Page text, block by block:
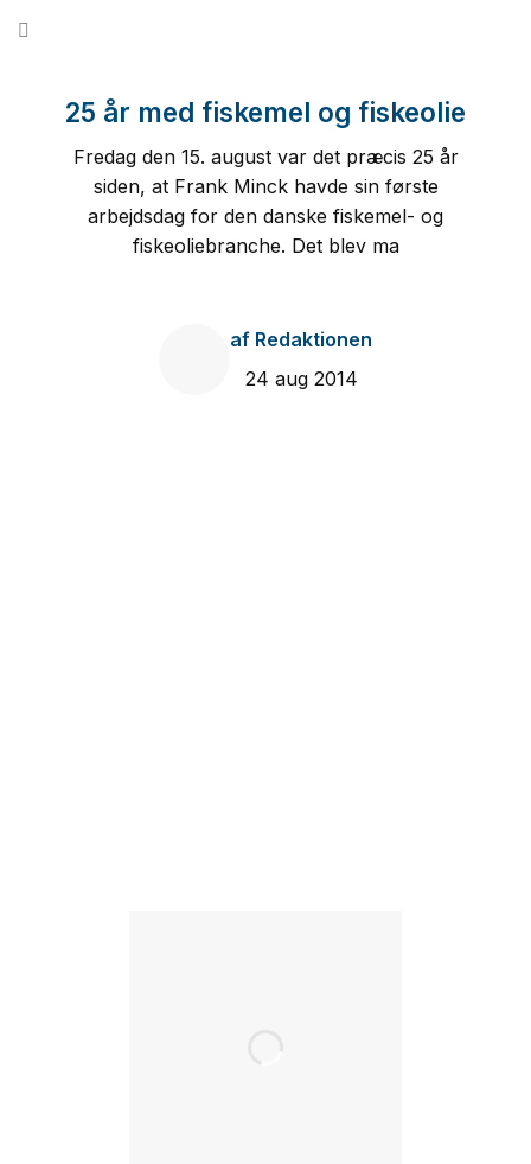
25 år med fiskemel og fiskeolie
Fredag den 15. august var det præcis 25 år
siden, at Frank Minck havde sin første
arbejdsdag for den danske fiskemel- og
fiskeoliebranche. Det blev ma
af Redaktionen
24 aug 2014